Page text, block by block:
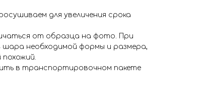
для увеличения срока
от образца на фото. При
необходимой формы и размера,
в транспортировочном пакете